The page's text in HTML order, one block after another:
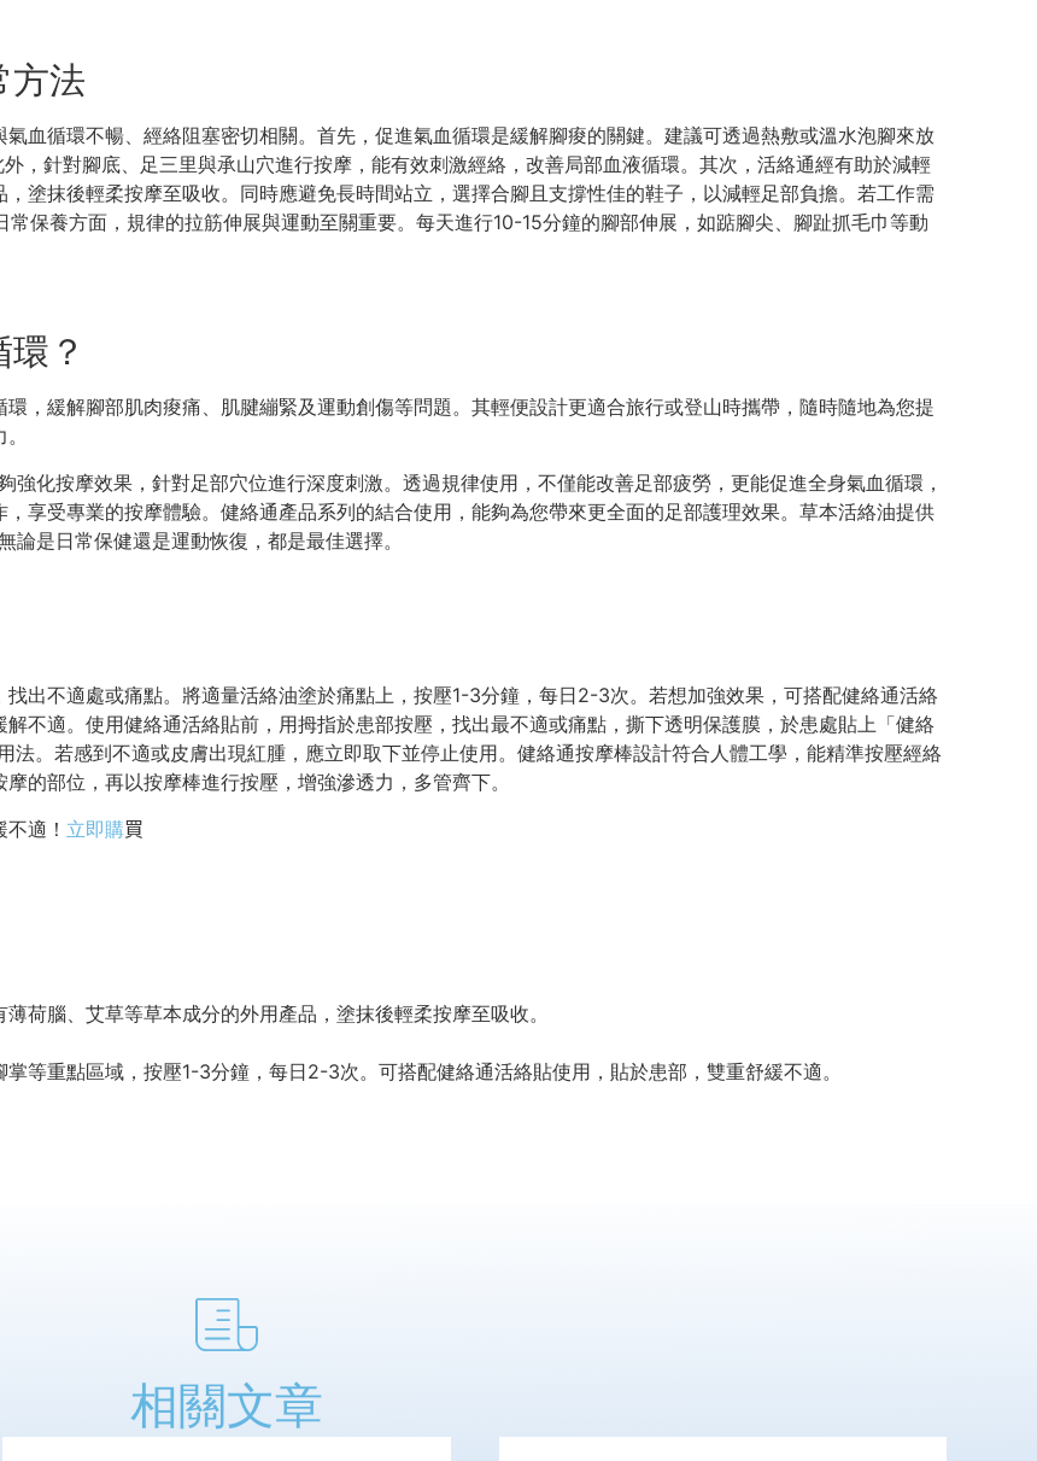
方法
血循環不暢、經絡阻塞密切相關。首先，促進氣血循環是緩解腳痠的關鍵。建議可透過熱敷或溫水泡腳來放
針對腳底、足三里與承山穴進行按摩，能有效刺激經絡，改善局部血液循環。其次，活絡通經有助於減輕
塗抹後輕柔按摩至吸收。同時應避免長時間站立，選擇合腳且支撐性佳的鞋子，以減輕足部負擔。若工作需
保養方面，規律的拉筋伸展與運動至關重要。每天進行10-15分鐘的腳部伸展，如踮腳尖、腳趾抓毛巾等動
？
，緩解腳部肌肉痠痛、肌腱繃緊及運動創傷等問題。其輕便設計更適合旅行或登山時攜帶，隨時隨地為您提
化按摩效果，針對足部穴位進行深度刺激。透過規律使用，不僅能改善足部疲勞，更能促進全身氣血循環，
享受專業的按摩體驗。健絡通產品系列的結合使用，能夠為您帶來更全面的足部護理效果。草本活絡油提供
是日常保健還是運動恢復，都是最佳選擇。
出不適處或痛點。將適量活絡油塗於痛點上，按壓1-3分鐘，每日2-3次。若想加強效果，可搭配健絡通活絡
不適。使用健絡通活絡貼前，用拇指於患部按壓，找出最不適或痛點，撕下透明保護膜，於患處貼上「健絡
。若感到不適或皮膚出現紅腫，應立即取下並停止使用。健絡通按摩棒設計符合人體工學，能精準按壓經絡
的部位，再以按摩棒進行按壓，增強滲透力，多管齊下。
適！ 立即購買
荷腦、艾草等草本成分的外用產品，塗抹後輕柔按摩至吸收。
等重點區域，按壓1-3分鐘，每日2-3次。可搭配健絡通活絡貼使用，貼於患部，雙重舒緩不適。
相關文章